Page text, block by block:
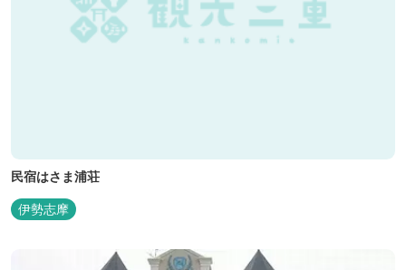
民宿はさま浦荘
伊勢志摩